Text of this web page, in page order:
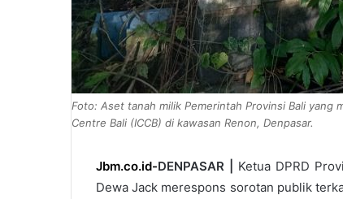
Foto: Aset tanah milik Pemerintah Provinsi Bali yang
Centre Bali (ICCB) di kawasan Renon, Denpasar.
Jbm.co.id-DENPASAR |
Ketua DPRD
Dewa Jack merespons sorotan publik